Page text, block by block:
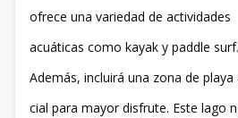
ofrece una variedad de actividades
acuáticas como kayak y paddle surf.
Además, incluirá una zona de playa
cial para mayor disfrute. Este lago